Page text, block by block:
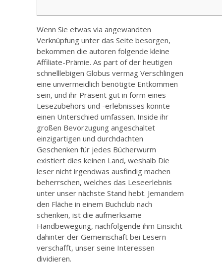
Wenn Sie etwas via angewandten
Verknüpfung unter das Seite besorgen,
bekommen die autoren folgende kleine
Affiliate-Prämie. As part of der heutigen
schnelllebigen Globus vermag Verschlingen
eine unvermeidlich benötigte Entkommen
sein, und ihr Präsent gut in form eines
Lesezubehörs und -erlebnisses konnte
einen Unterschied umfassen. Inside ihr
großen Bevorzugung angeschaltet
einzigartigen und durchdachten
Geschenken für jedes Bücherwurm
existiert dies keinen Land, weshalb Die
leser nicht irgendwas ausfindig machen
beherrschen, welches das Leseerlebnis
unter unser nächste Stand hebt. Jemandem
den Fläche in einem Buchclub nach
schenken, ist die aufmerksame
Handbewegung, nachfolgende ihm Einsicht
dahinter der Gemeinschaft bei Lesern
verschafft, unser seine Interessen
dividieren.